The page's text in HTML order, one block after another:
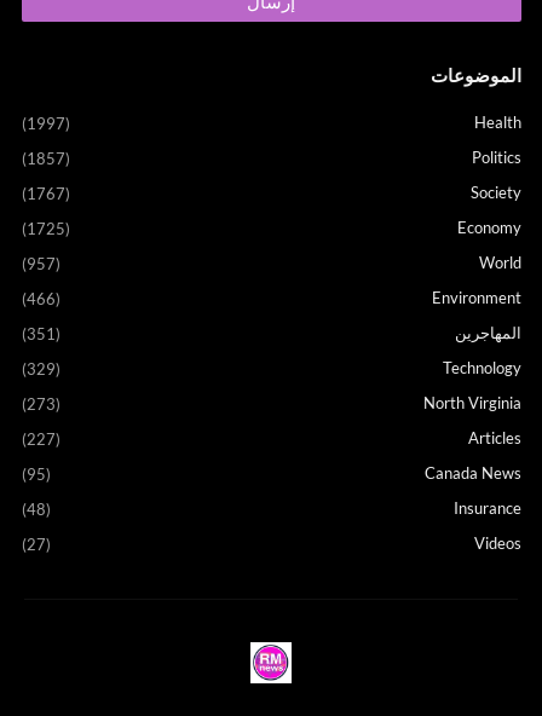
الموضوعات
Health
(1997)
Politics
(1857)
Society
(1767)
Economy
(1725)
World
(957)
Environment
(466)
المهاجرين
(351)
Technology
(329)
North Virginia
(273)
Articles
(227)
Canada News
(95)
Insurance
(48)
Videos
(27)